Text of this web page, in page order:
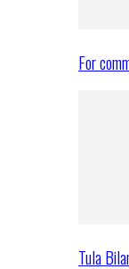
For
Tula